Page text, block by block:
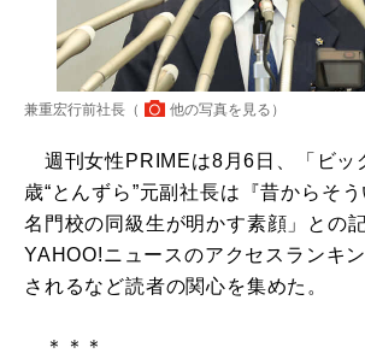
兼重宏行前社長（ 他の写真を見る ）
週刊女性PRIMEは8月6日、「ビッ
歳“とんずら”元副社長は『昔からそ
名門校の同級生が明かす素顔」との
YAHOO!ニュースのアクセスランキ
されるなど読者の関心を集めた。
＊＊＊